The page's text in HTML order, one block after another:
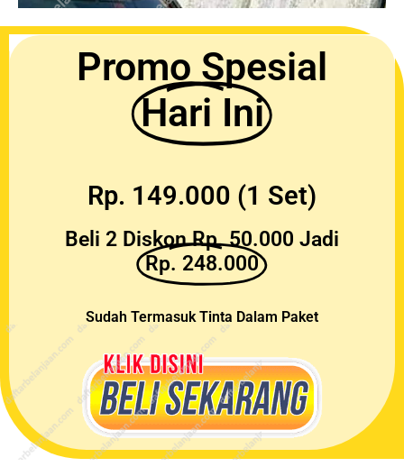
Promo Spesial
Hari Ini
Rp. 149.000 (1 Set)
Beli 2 Diskon Rp. 50.000 Jadi
Rp. 248.000
Sudah Termasuk Tinta Dalam Paket